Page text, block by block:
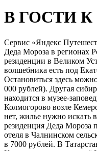
В ГОСТИ К
Сервис «Яндекс
Деда Мороза в регионах
резиденции в Великом
волшебника есть под
Остановиться здесь
000 рублей). Другая
находится в музее-
Колмогорово возле
нет, жилье нужно искать
резиденция Деда Мороза
отеля в Чалнинском
в 7000 рублей. В